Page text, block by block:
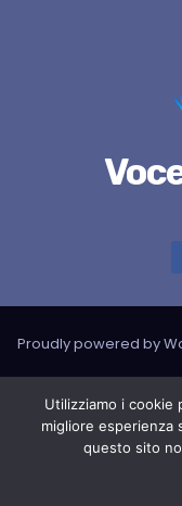
Proudly powered by
LIVE RADIO
SPORT FURLAN
Utilizziamo i cookie
migliore esperienza
questo sito